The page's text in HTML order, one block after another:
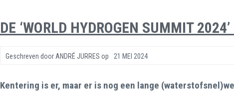
DE ‘WORLD HYDROGEN SUMMIT
Geschreven door ANDRÉ JURRES op 21 MEI 2024
Kentering is er, maar er is nog een lange